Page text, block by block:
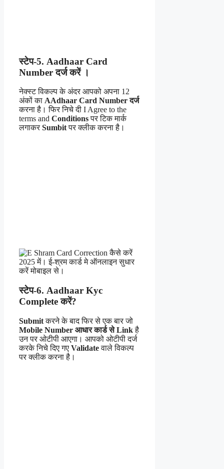
स्टेप-5. Aadhaar Card
Number दर्ज करें ।
नेक्स्ट विकल्प के अंदर आपको अपना 12
अंकों का AAdhaar Card Number दर्ज
करना है। फिर निचे दी I Agree to the
terms and Conditionsपर टिक मार्क
लगाकर Sumbitपर क्लीक करना है।
स्टेप-6. Aadhaar Kyc
Complete करें?
Submitकरने के बाद फिर से एक बार जो
Mobile Number आधार कार्ड से Linkहै
उन पर ओटीपी आएगा। आपको ओटीपी दर्ज
करके निचे दिए गए Validateवाले विकल्प
पर क्लीक करना है।